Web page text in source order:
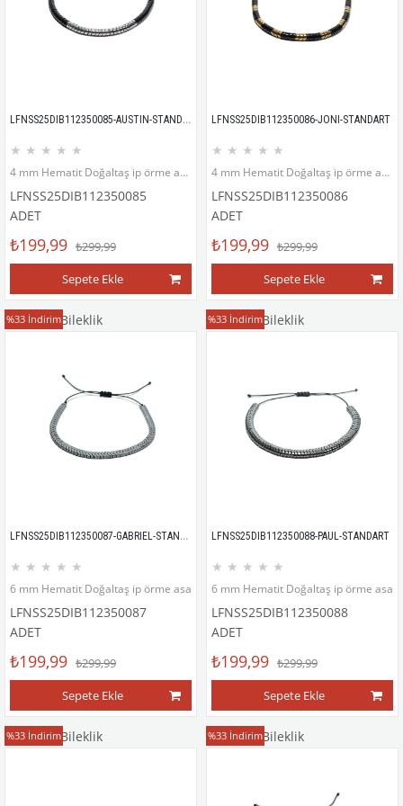
LFNSS25DIB112350085-AUSTIN-STANDART
★ ★ ★ ★ ★
4 mm Hematit Doğaltaş ip örme asansör kapama bileklik
LFNSS25DIB112350085
ADET
₺199,99 ₺299,99
Sepete Ekle
LFNSS25DIB112350086-JONI-STANDART
★ ★ ★ ★ ★
4 mm Hematit Doğaltaş ip örme asansör kapama bileklik
LFNSS25DIB112350086
ADET
₺199,99 ₺299,99
Sepete Ekle
Doğaltaş Bileklik
LFNSS25DIB112350087-GABRIEL-STANDART
★ ★ ★ ★ ★
6 mm Hematit Doğaltaş ip örme asansör kapama bileklik
LFNSS25DIB112350087
ADET
₺199,99 ₺299,99
Sepete Ekle
%33 İndirim Doğaltaş Bileklik
LFNSS25DIB112350088-PAUL-STANDART
★ ★ ★ ★ ★
6 mm Hematit Doğaltaş ip örme
LFNSS25DIB112350088
ADET
₺199,99 ₺299,99
Sepete Ekle
%33 İndirim
Doğaltaş Bileklik
%33 İndirim Doğaltaş Bileklik
%33 İndirim